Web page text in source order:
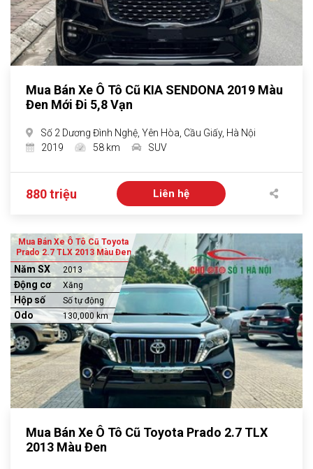
Mua Bán Xe Ô Tô Cũ KIA SENDONA 2019 Màu
Đen Mới Đi 5,8 Vạn
Số 2 Dương Đình Nghệ, Yên Hòa, Cầu Giấy, Hà Nội
2019
58 km SUV
880 triệu Liên hệ
Mua Bán Xe Ô Tô Cũ Toyota
Prado 2.7 TLX 2013 Màu Đen
Năm SX 2013
Động cơ Xăng
Hộp số Số tự động
Odo 130,000 km
Mua Bán Xe Ô Tô Cũ Toyota Prado 2.7 TLX
2013 Màu Đen